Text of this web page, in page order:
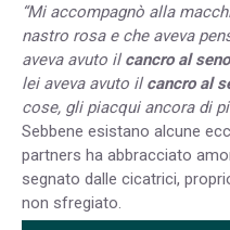
“Mi accompagnò alla
nastro rosa e che aveva
aveva avuto il cancro al seno
lei aveva avuto il cancro al
cose, gli piacqui ancora di
Sebbene esistano alcune
partners ha abbracciato
segnato dalle cicatrici,
non sfregiato.